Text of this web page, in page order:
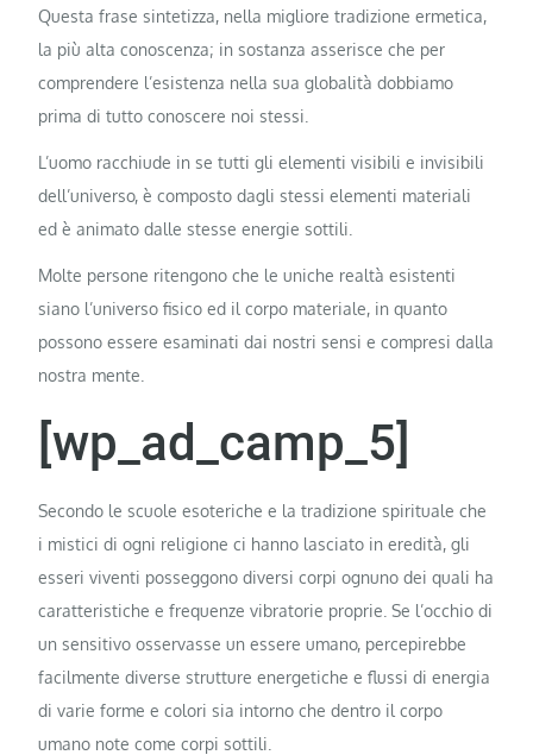
Questa frase sintetizza, nella migliore tradizione ermetica,
la più alta conoscenza; in sostanza asserisce che per
comprendere l’esistenza nella sua globalità dobbiamo
prima di tutto conoscere noi stessi.
L’uomo racchiude in se tutti gli elementi visibili e invisibili
dell’universo, è composto dagli stessi elementi materiali
ed è animato dalle stesse energie sottili.
Molte persone ritengono che le uniche realtà esistenti
siano l’universo fisico ed il corpo materiale, in quanto
possono essere esaminati dai nostri sensi e compresi dalla
nostra mente.
[wp_ad_camp_5]
Secondo le scuole esoteriche e la tradizione spirituale che
i mistici di ogni religione ci hanno lasciato in eredità, gli
esseri viventi posseggono diversi corpi ognuno dei quali ha
caratteristiche e frequenze vibratorie proprie. Se l’occhio di
un sensitivo osservasse un essere umano, percepirebbe
facilmente diverse strutture energetiche e flussi di energia
di varie forme e colori sia intorno che dentro il corpo
umano note come corpi sottili.